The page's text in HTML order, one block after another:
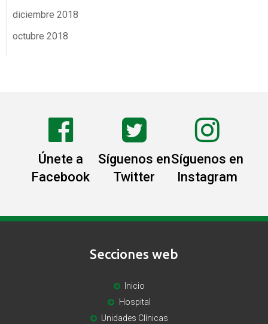
diciembre 2018
octubre 2018
Únete a
Facebook
Síguenos en
Twitter
Síguenos en
Instagram
Secciones web
Inicio
Hospital
Unidades Clínicas